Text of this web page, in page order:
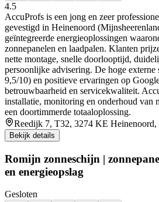
4.5
AccuProfs is een jong en zeer
gevestigd in Heinenoord
geïntegreerde energieoplossingen
zonnepanelen en laadpalen. Klanten
nette montage, snelle doorlooptijd,
persoonlijke advisering. De hoge externe
9,5/10) en positieve ervaringen op
betrouwbaarheid en servicekwaliteit.
installatie, monitoring en onderhoud van
een doortimmerde totaaloplossing.
Reedijk 7, T32, 3274 KE Heinenoord,
Bekijk details
Romijn zonneschijn |
en energieopslag
Gesloten